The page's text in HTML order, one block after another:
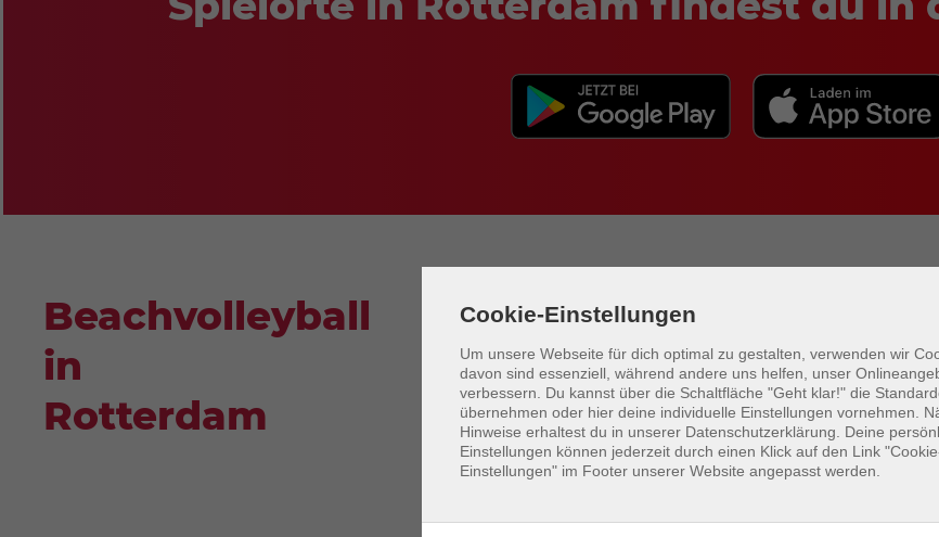
Cookie-Einstellungen
Um unsere Webseite für dich optimal zu gestalten, verwenden wir
davon sind essenziell, während andere uns helfen, unser
verbessern.
Du kannst über die Schaltfläche "Geht klar!" die
übernehmen oder hier deine individuelle Einstellungen vornehmen.
Hinweise erhaltest du in unserer Datenschutzerklärung. Deine
Einstellungen können jederzeit durch einen Klick auf den Link
Einstellungen" im Footer unserer Website angepasst werden.
Beachvolleyball
in
Rotterdam